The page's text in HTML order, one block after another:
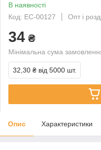
В наявності
Код: EC-00127
Опт і
34 ₴
Мінімальна сума
32,30 ₴ від 5000 шт.
Опис Характеристики